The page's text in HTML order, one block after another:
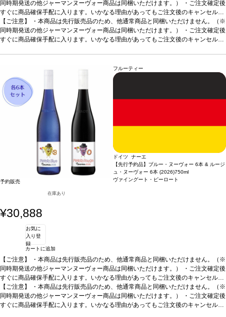
同時期発送の他ジャーマンヌーヴォー商品は同梱いただけます。） ・ご注文確定後
すぐに商品確保手配に入ります。いかなる理由があってもご注文後のキャンセルは
承っておりません。 ・手配完了後、システム設定上ご注文手配完了の通知が送付さ
れますが、出荷は配送予定日に準じます。 ・お届けは12月中旬頃を予定しており
ます。 ・お届け先1件につき送料1,760円を頂戴いたします。 ・値引きクーポンは
【ご注意】
・本商品は先行販売品のため、他通常商品と同梱いただけません。（※
同時期発送の他ジャーマンヌーヴォー商品は同梱いただけます。） ・ご注文確定後
すぐに商品確保手配に入ります。いかなる理由があってもご注文後のキャンセルは
ます。 ・お届け先1件につき送料1,760円を頂戴いたします。 ・値引きクーポンは
ご利用いただけません。 ・クール便発送はお選びいただけません。
予約販売
在庫あり
フルーティー
ドイツ ナーエ
【先行予約品】ブルー・ヌーヴォー 6本 & ルージ
ュ・ヌーヴォー 6本 (2026)750ml
ヴァイングート・ピーロート
¥30,888
お気に
入り登
録
カートに追加
【ご注意】
・本商品は先行販売品のため、他通常商品と同梱いただけません。（※
同時期発送の他ジャーマンヌーヴォー商品は同梱いただけます。） ・ご注文確定後
すぐに商品確保手配に入ります。いかなる理由があってもご注文後のキャンセルは
承っておりません。 ・手配完了後、システム設定上ご注文手配完了の通知が送付さ
れますが、出荷は配送予定日に準じます。 ・お届けは12月中旬頃を予定しており
ます。 ・お届け先1件につき送料1,760円を頂戴いたします。 ・値引きクーポンは
【ご注意】
・本商品は先行販売品のため、他通常商品と同梱いただけません。（※
同時期発送の他ジャーマンヌーヴォー商品は同梱いただけます。） ・ご注文確定後
すぐに商品確保手配に入ります。いかなる理由があってもご注文後のキャンセルは